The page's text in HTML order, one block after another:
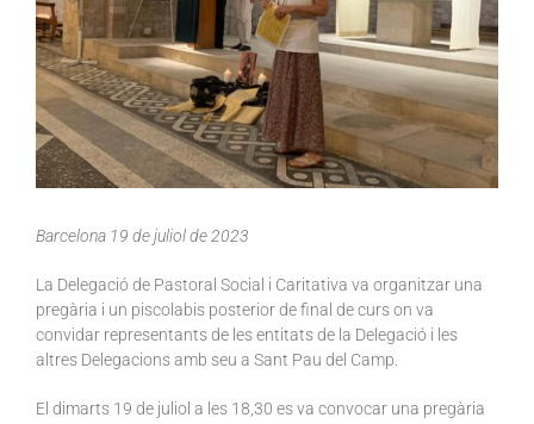
Barcelona 19 de juliol de 2023
La Delegació de Pastoral Social i Caritativa va organitzar una
pregària i un piscolabis posterior de final de curs on va
convidar representants de les entitats de la Delegació i les
altres Delegacions amb seu a Sant Pau del Camp.
El dimarts 19 de juliol a les 18,30 es va convocar una pregària